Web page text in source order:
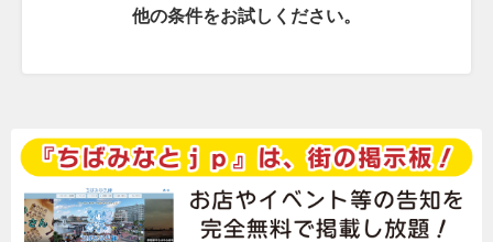
他の条件をお試しください。